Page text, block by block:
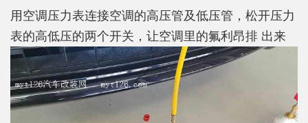
用空调压力表连接空调的高压管及低压管，松开压力
表的高低压的两个开关，让空调里的氟利昂排 出来